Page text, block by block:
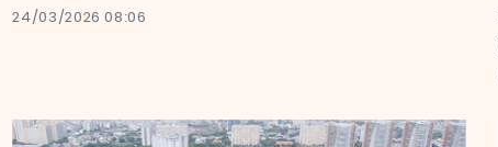
24/03/2026 08:06